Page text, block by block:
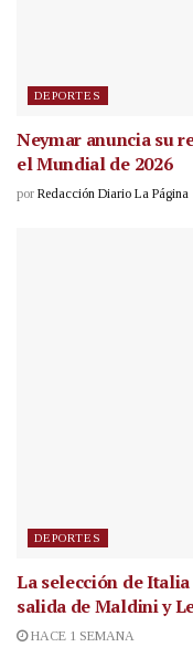
DEPORTES
Neymar anuncia su
el Mundial de 2026
por Redacción Diario La Página
DEPORTES
La selección de
salida de Maldini y
HACE 1 SEMANA